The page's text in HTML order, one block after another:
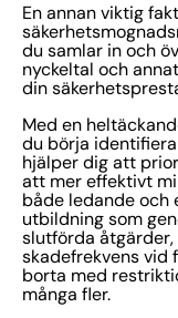
En annan viktig
du samlar in och
nyckeltal och
din
Med en
du börja
hjälper dig att
att mer effektivt
både ledande och
utbildning som
slutförda åtgärder,
skadefrekvens vid
borta med
många fler.